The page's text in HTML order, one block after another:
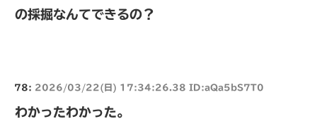
の採掘なんてできるの？
78: 2026/03/22(日) 17:34:26.38 ID:aQa5bS7T0
わかったわかった。